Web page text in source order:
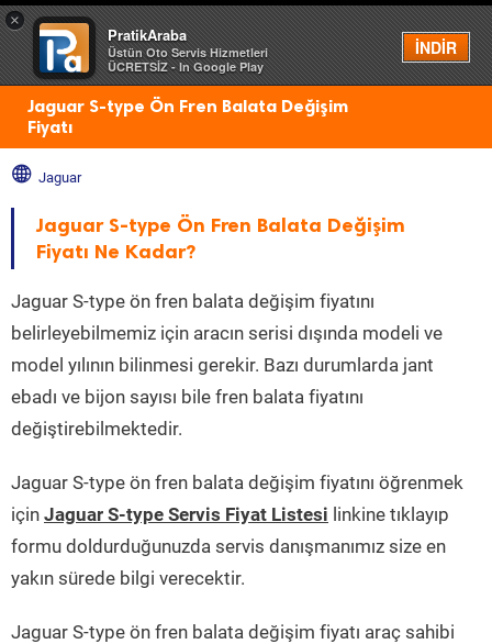
×
PratikAraba
Üstün Oto Servis Hizmetleri
ÜCRETSİZ - In Google Play
İNDİR
Menü
Jaguar S-type Ön Fren Balata Değişim
Fiyatı
Jaguar
Jaguar S-type Ön Fren Balata Değişim
Fiyatı Ne Kadar?
Jaguar S-type ön fren balata değişim fiyatını
belirleyebilmemiz için aracın serisi dışında modeli ve
model yılının bilinmesi gerekir. Bazı durumlarda jant
ebadı ve bijon sayısı bile fren balata fiyatını
değiştirebilmektedir.
Jaguar S-type ön fren balata değişim fiyatını öğrenmek
için Jaguar S-type Servis Fiyat Listesi linkine tıklayıp
formu doldurduğunuzda servis danışmanımız size en
yakın sürede bilgi verecektir.
Jaguar S-type ön fren balata değişim fiyatı araç sahibi